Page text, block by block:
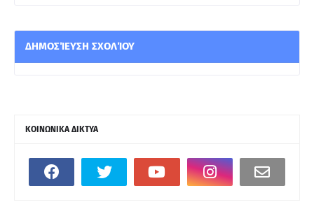
ΔΗΜΟΣΊΕΥΣΗ ΣΧΟΛΊΟΥ
ΚΟΙΝΩΝΙΚΑ ΔΙΚΤΥΑ